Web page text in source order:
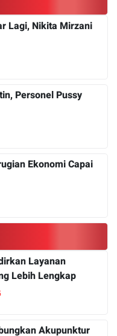
Lagi, Nikita Mirzani
Personel Pussy
Ekonomi Capai
Layanan
Lebih Lengkap
Akupunktur